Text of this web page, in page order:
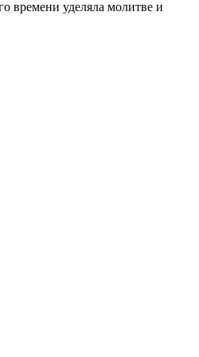
времени уделяла молитве и